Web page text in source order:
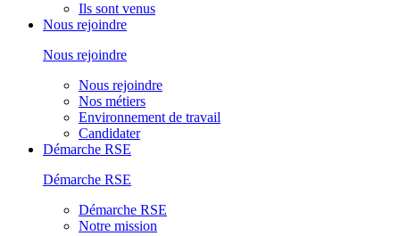
Ils sont venus
Nous rejoindre
Nous rejoindre
Nous rejoindre
Nos métiers
Environnement de travail
Candidater
Démarche RSE
Démarche RSE
Démarche RSE
Notre mission